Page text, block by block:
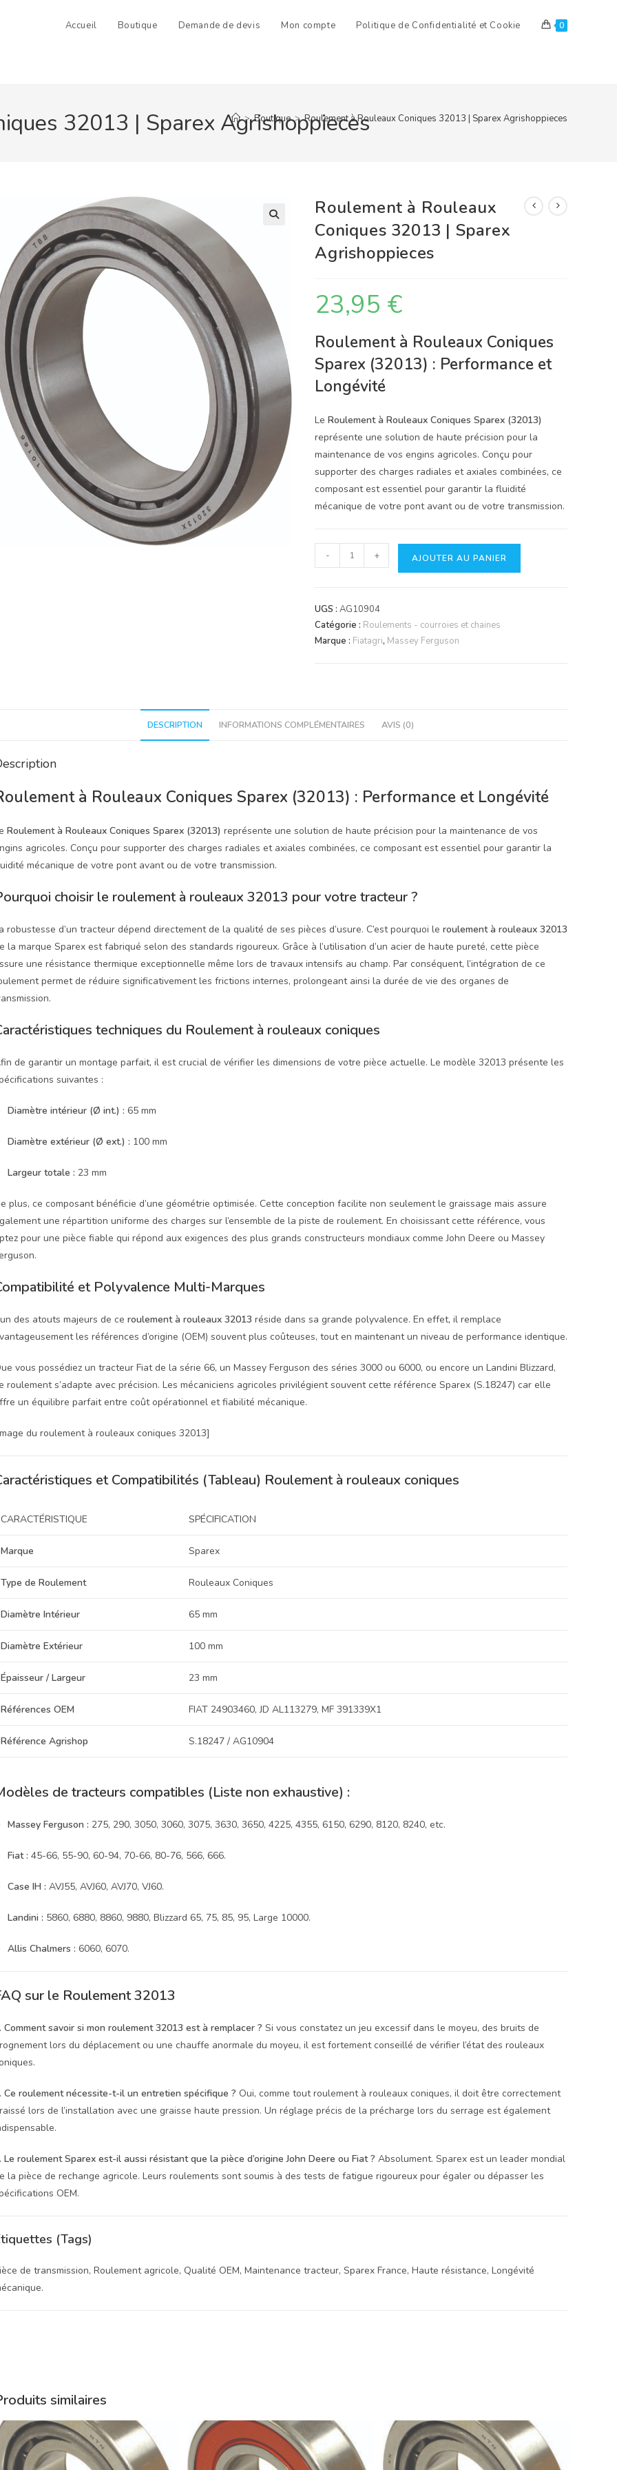
Accueil Boutique Demande de devis Mon compte Politique de Confidentialité et Cookie 0
32013 | Sparex Agrishoppieces
> Boutique > Roulement à Rouleaux Coniques 32013 | Sparex Agrishoppieces
Roulement à Rouleaux
Coniques 32013 | Sparex
Agrishoppieces
23,95 €
Roulement à Rouleaux Coniques
Sparex (32013) : Performance et
Longévité
LeRoulement à Rouleaux Coniques Sparex (32013)
représente une solution de haute précision pour la
maintenance de vos engins agricoles. Conçu pour
supporter des charges radiales et axiales combinées, ce
composant est essentiel pour garantir la fluidité
mécanique de votre pont avant ou de votre transmission.
quantité
de
à
Rouleaux
Coniques
- + AJOUTER AU PANIER
UGS :AG10904
Catégorie : Roulements - courroies et chaines
Marque : Fiatagri, Massey Ferguson
DESCRIPTION INFORMATIONS COMPLÉMENTAIRES AVIS (0)
à Rouleaux Coniques Sparex (32013) : Performance et Longévité
Roulement à Rouleaux Coniques Sparex (32013) représente une solution de haute précision pour la maintenance de vos
agricoles. Conçu pour supporter des charges radiales et axiales combinées, ce composant est essentiel pour garantir la
mécanique de votre pont avant ou de votre transmission.
choisir le roulement à rouleaux 32013 pour votre tracteur ?
robustesse d’un tracteur dépend directement de la qualité de ses pièces d’usure. C’est pourquoi le roulement à rouleaux 32013
la marque Sparex est fabriqué selon des standards rigoureux. Grâce à l’utilisation d’un acier de haute pureté, cette pièce
une résistance thermique exceptionnelle même lors de travaux intensifs au champ. Par conséquent, l’intégration de ce
permet de réduire significativement les frictions internes, prolongeant ainsi la durée de vie des organes de
techniques du Roulement à rouleaux coniques
de garantir un montage parfait, il est crucial de vérifier les dimensions de votre pièce actuelle. Le modèle 32013 présente les
suivantes :
Diamètre intérieur (Ø int.) : 65 mm
Diamètre extérieur (Ø ext.) : 100 mm
Largeur totale : 23 mm
plus, ce composant bénéficie d’une géométrie optimisée. Cette conception facilite non seulement le graissage mais assure
une répartition uniforme des charges sur l’ensemble de la piste de roulement. En choisissant cette référence, vous
pour une pièce fiable qui répond aux exigences des plus grands constructeurs mondiaux comme John Deere ou Massey
et Polyvalence Multi-Marques
des atouts majeurs de ce roulement à rouleaux 32013 réside dans sa grande polyvalence. En effet, il remplace
les références d’origine (OEM) souvent plus coûteuses, tout en maintenant un niveau de performance identique.
vous possédiez un tracteur Fiat de la série 66, un Massey Ferguson des séries 3000 ou 6000, ou encore un Landini Blizzard,
roulement s’adapte avec précision. Les mécaniciens agricoles privilégient souvent cette référence Sparex (S.18247) car elle
un équilibre parfait entre coût opérationnel et fiabilité mécanique.
du roulement à rouleaux coniques 32013]
et Compatibilités (Tableau) Roulement à rouleaux coniques
CARACTÉRISTIQUE SPÉCIFICATION
Marque Sparex
Type de Roulement Rouleaux Coniques
Diamètre Intérieur 65 mm
Diamètre Extérieur 100 mm
Épaisseur / Largeur 23 mm
Références OEM FIAT 24903460, JD AL113279, MF 391339X1
Référence Agrishop S.18247 / AG10904
de tracteurs compatibles (Liste non exhaustive) :
Massey Ferguson : 275, 290, 3050, 3060, 3075, 3630, 3650, 4225, 4355, 6150, 6290, 8120, 8240, etc.
Fiat : 45-66, 55-90, 60-94, 70-66, 80-76, 566, 666.
Case IH : AVJ55, AVJ60, AVJ70, VJ60.
Landini : 5860, 6880, 8860, 9880, Blizzard 65, 75, 85, 95, Large 10000.
Allis Chalmers : 6060, 6070.
sur le Roulement 32013
Comment savoir si mon roulement 32013 est à remplacer ? Si vous constatez un jeu excessif dans le moyeu, des bruits de
lors du déplacement ou une chauffe anormale du moyeu, il est fortement conseillé de vérifier l’état des rouleaux
Ce roulement nécessite-t-il un entretien spécifique ? Oui, comme tout roulement à rouleaux coniques, il doit être correctement
lors de l’installation avec une graisse haute pression. Un réglage précis de la précharge lors du serrage est également
Le roulement Sparex est-il aussi résistant que la pièce d’origine John Deere ou Fiat ? Absolument. Sparex est un leader mondial
la pièce de rechange agricole. Leurs roulements sont soumis à des tests de fatigue rigoureux pour égaler ou dépasser les
OEM.
(Tags)
de transmission, Roulement agricole, Qualité OEM, Maintenance tracteur, Sparex France, Haute résistance, Longévité
similaires